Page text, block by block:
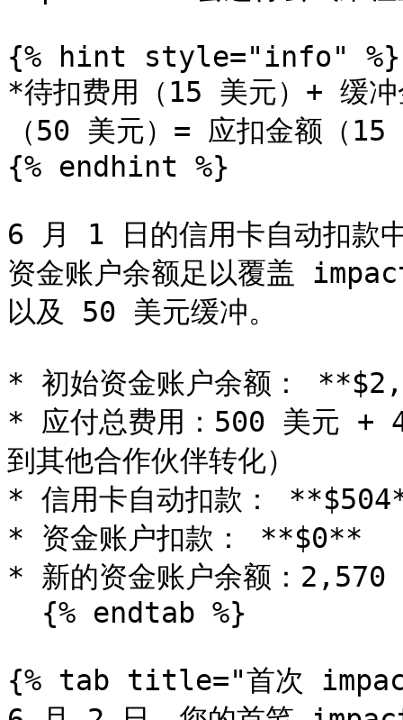
{% hint style="info" %}
*待扣费用（15 美元）+ 缓
（50 美元）= 应扣金额（
{% endhint %}
6 月 1 日的信用卡自动扣款
资金账户余额足以覆盖
以及 50 美元缓冲。
* 初始资金账户余额：
* 应付总费用：500 美元
到其他合作伙伴转化）
* 信用卡自动扣款：
* 资金账户扣款： **$0**
* 新的资金账户余额：
{% tab title="首次